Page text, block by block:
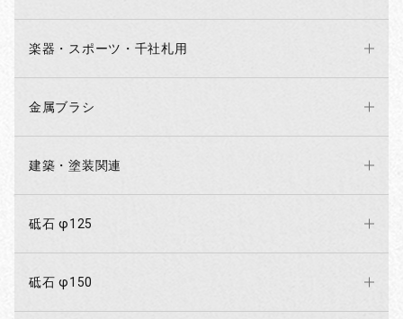
楽器・スポーツ・千社札用
金属ブラシ
建築・塗装関連
砥石 φ125
砥石 φ150